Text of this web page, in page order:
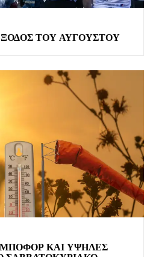
ΤΟΥ ΑΥΓΟΥΣΤΟΥ
ΚΑΙ ΥΨΗΛΕΣ